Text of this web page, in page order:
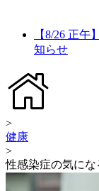
【8/26 正午
知らせ
>
健康
>
性感染症の気に